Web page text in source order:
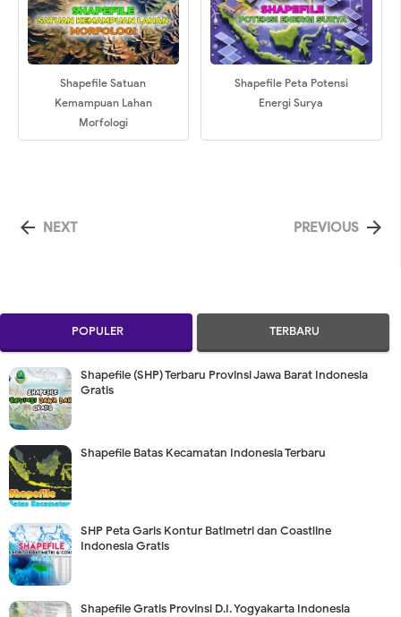
Shapefile Satuan
Kemampuan Lahan
Morfologi
Shapefile Peta Potensi
Energi Surya
 NEXT 
PREVIOUS
POPULER TERBARU
Shapefile (SHP) Terbaru Provinsi Jawa Barat Indonesia
Gratis
Shapefile Batas Kecamatan Indonesia Terbaru
SHP Peta Garis Kontur Batimetri dan Coastline
Indonesia Gratis
Shapefile Gratis Provinsi D.I. Yogyakarta Indonesia